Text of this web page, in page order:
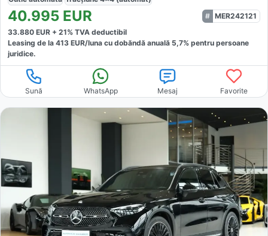
40.995 EUR
MER242121
33.880 EUR + 21% TVA deductibil
Leasing de la 413 EUR/luna cu dobăndă anuală 5,7% pentru persoane
juridice.
Sună WhatsApp Mesaj Favorite